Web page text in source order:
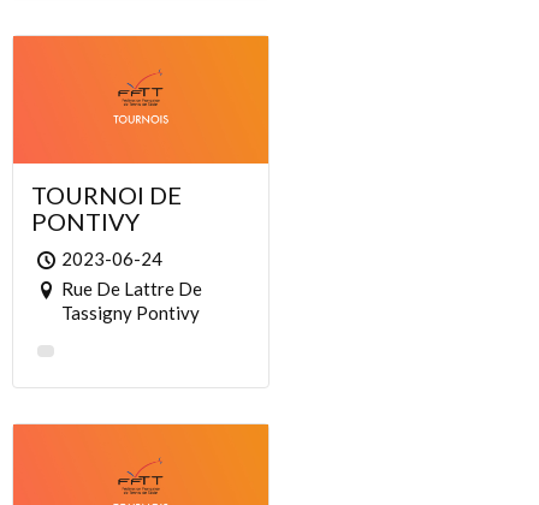
TOURNOI DE
PONTIVY
2023-06-24
Rue De Lattre De
Tassigny Pontivy